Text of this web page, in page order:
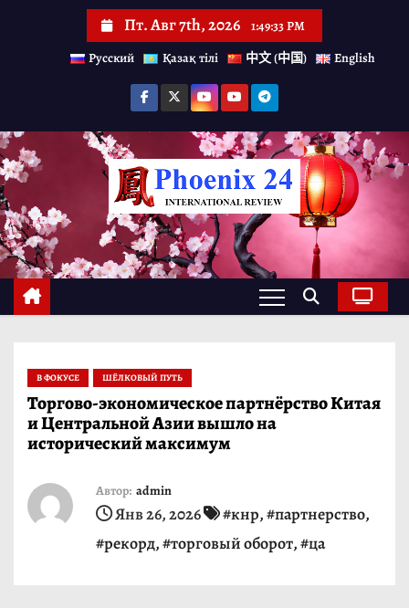
й
т
и
к
с
о
Пт. Авг 7th, 2026
1:49:35 PM
Русский
Қазақ тілі 中文 (中国) English
В ФОКУСЕ ШЁЛКОВЫЙ ПУТЬ
Торгово-экономическое партнёрство Китая
и Центральной Азии вышло на
исторический максимум
Автор: admin
Янв 26, 2026 #кнр,#партнерство,
#рекорд,#торговый оборот,#ца